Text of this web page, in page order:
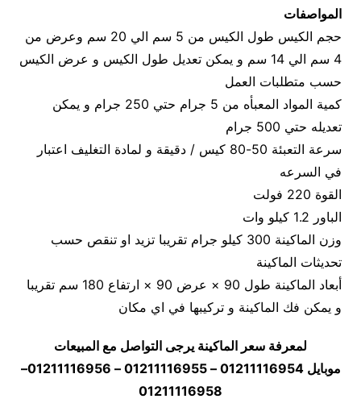
المواصفات
حجم الكيس طول الكيس من 5 سم الي 20 سم وعرض من
4 سم الي 14 سم و يمكن تعديل طول الكيس و عرض الكيس
حسب متطلبات العمل
كمية المواد المعبأه من 5 جرام حتي 250 جرام و يمكن
تعديله حتي 500 جرام
سرعة التعبئة 50-80 كيس / دقيقة و لمادة التغليف اعتبار
في السرعه
القوة 220 فولت
الباور 1.2 كيلو وات
وزن الماكينة 300 كيلو جرام تقريبا تزيد او تنقص حسب
تحديثات الماكينة
أبعاد الماكينة طول 90 × عرض 90 × ارتفاع 180 سم تقريبا
و يمكن فك الماكينة و تركيبها في اي مكان
لمعرفة سعر الماكينة يرجى التواصل مع المبيعات
موبايل 01211116954 – 01211116955 – 01211116956–
01211116958